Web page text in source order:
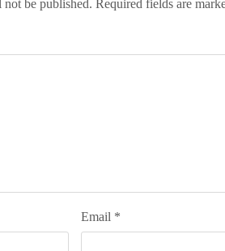
be published. Required fields are
Email *